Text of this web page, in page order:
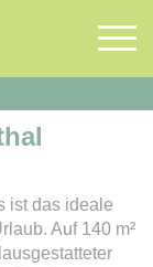
ist das ideale
Auf 140 m²